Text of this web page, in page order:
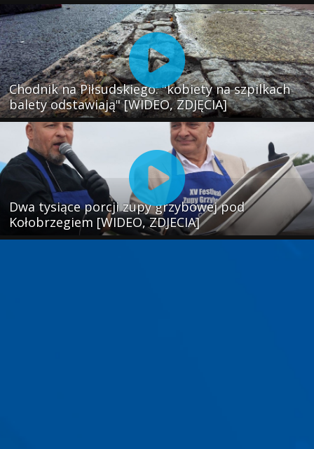
Chodnik na Piłsudskiego: "kobiety na szpilkach
balety odstawiają" [WIDEO, ZDJĘCIA]
Dwa tysiące porcji zupy grzybowej pod
Kołobrzegiem [WIDEO, ZDJECIA]